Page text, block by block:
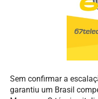
Sem confirmar a
garantiu um Brasil